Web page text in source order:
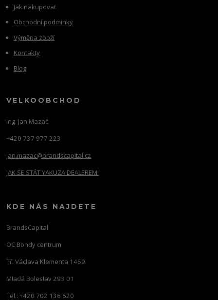
Jak nakupovat
Obchodní podmínky
Výměna zboží
Kontakty
Blog
VELKOOBCHOD
Ing. Jan Mazač
+420 737 977 223
jan.mazac@brandscapital.cz
JAK SE STÁT YAKUZA DEALEREM!
KDE NÁS NAJDETE
BrandsCapital
OC Bondy centrum
Tř. Václava Klementa 1459
Mladá Boleslav 293 01
Tel.: +420 702 136 620